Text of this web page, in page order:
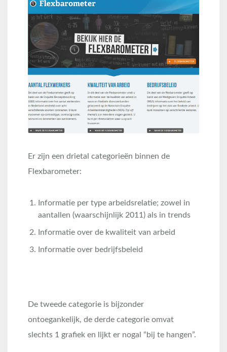
Er zijn een drietal categorieën binnen de
Flexbarometer:
Informatie per type arbeidsrelatie; zowel in
aantallen (waarschijnlijk 2011) als in trends
Informatie over de kwaliteit van arbeid
Informatie over bedrijfsbeleid
De tweede categorie is bijzonder
ontoegankelijk, de derde categorie omvat
slechts 1 grafiek en lijkt er nogal “bij te hangen”.